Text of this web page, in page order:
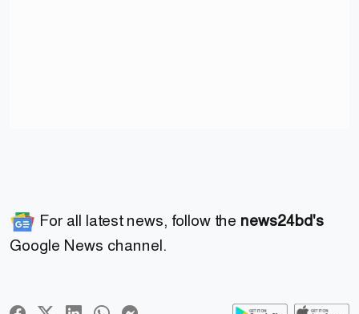
For all latest news, follow the news24bd's
Google News channel.